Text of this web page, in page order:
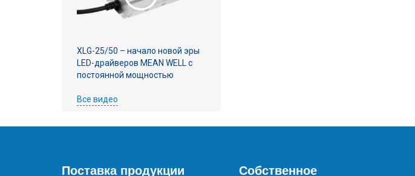
XLG-25/50 – начало новой эры
LED-драйверов MEAN WELL с
постоянной мощностью
Все видео
Поставка продукции
Собственное